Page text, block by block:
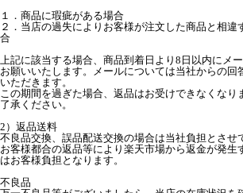
１．商品に瑕疵がある場合
２．当店の過失によりお客様が注文した商品と相違
合
上記に該当する場合、商品到着日より8日以内にメ
お願いいたします。メールについては当社からの回
いただきます。
この期間を過ぎた場合、返品はお受けできなくなり
了承ください。
2）返品送料
不良品交換、誤品配送交換の場合は当社負担とさせ
お客様都合の返品等により楽天市場から返金が発生
はお客様負担となります。
不良品